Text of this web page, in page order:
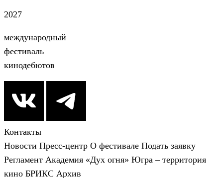
2027
международный
фестиваль
кинодебютов
Контакты
Новости Пресс-центр О фестивале Подать заявку
Регламент Академия «Дух огня» Югра – территория
кино БРИКС Архив